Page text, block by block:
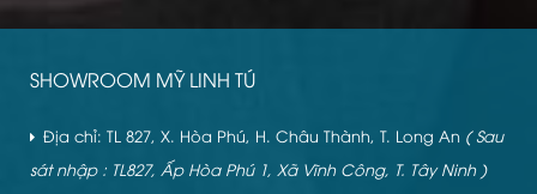
SHOWROOM MỸ LINH TÚ
Địa chỉ: TL 827, X. Hòa Phú, H. Châu Thành, T. Long An ( Sau
sát nhập : TL827, Ấp Hòa Phú 1, Xã Vĩnh Công, T. Tây Ninh )